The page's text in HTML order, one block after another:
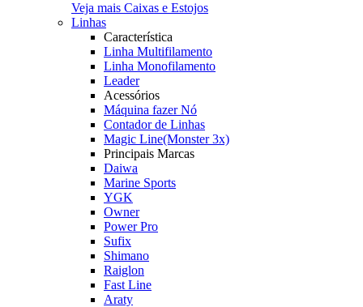
Veja mais Caixas e Estojos
Linhas
Característica
Linha Multifilamento
Linha Monofilamento
Leader
Acessórios
Máquina fazer Nó
Contador de Linhas
Magic Line(Monster 3x)
Principais Marcas
Daiwa
Marine Sports
YGK
Owner
Power Pro
Sufix
Shimano
Raiglon
Fast Line
Araty